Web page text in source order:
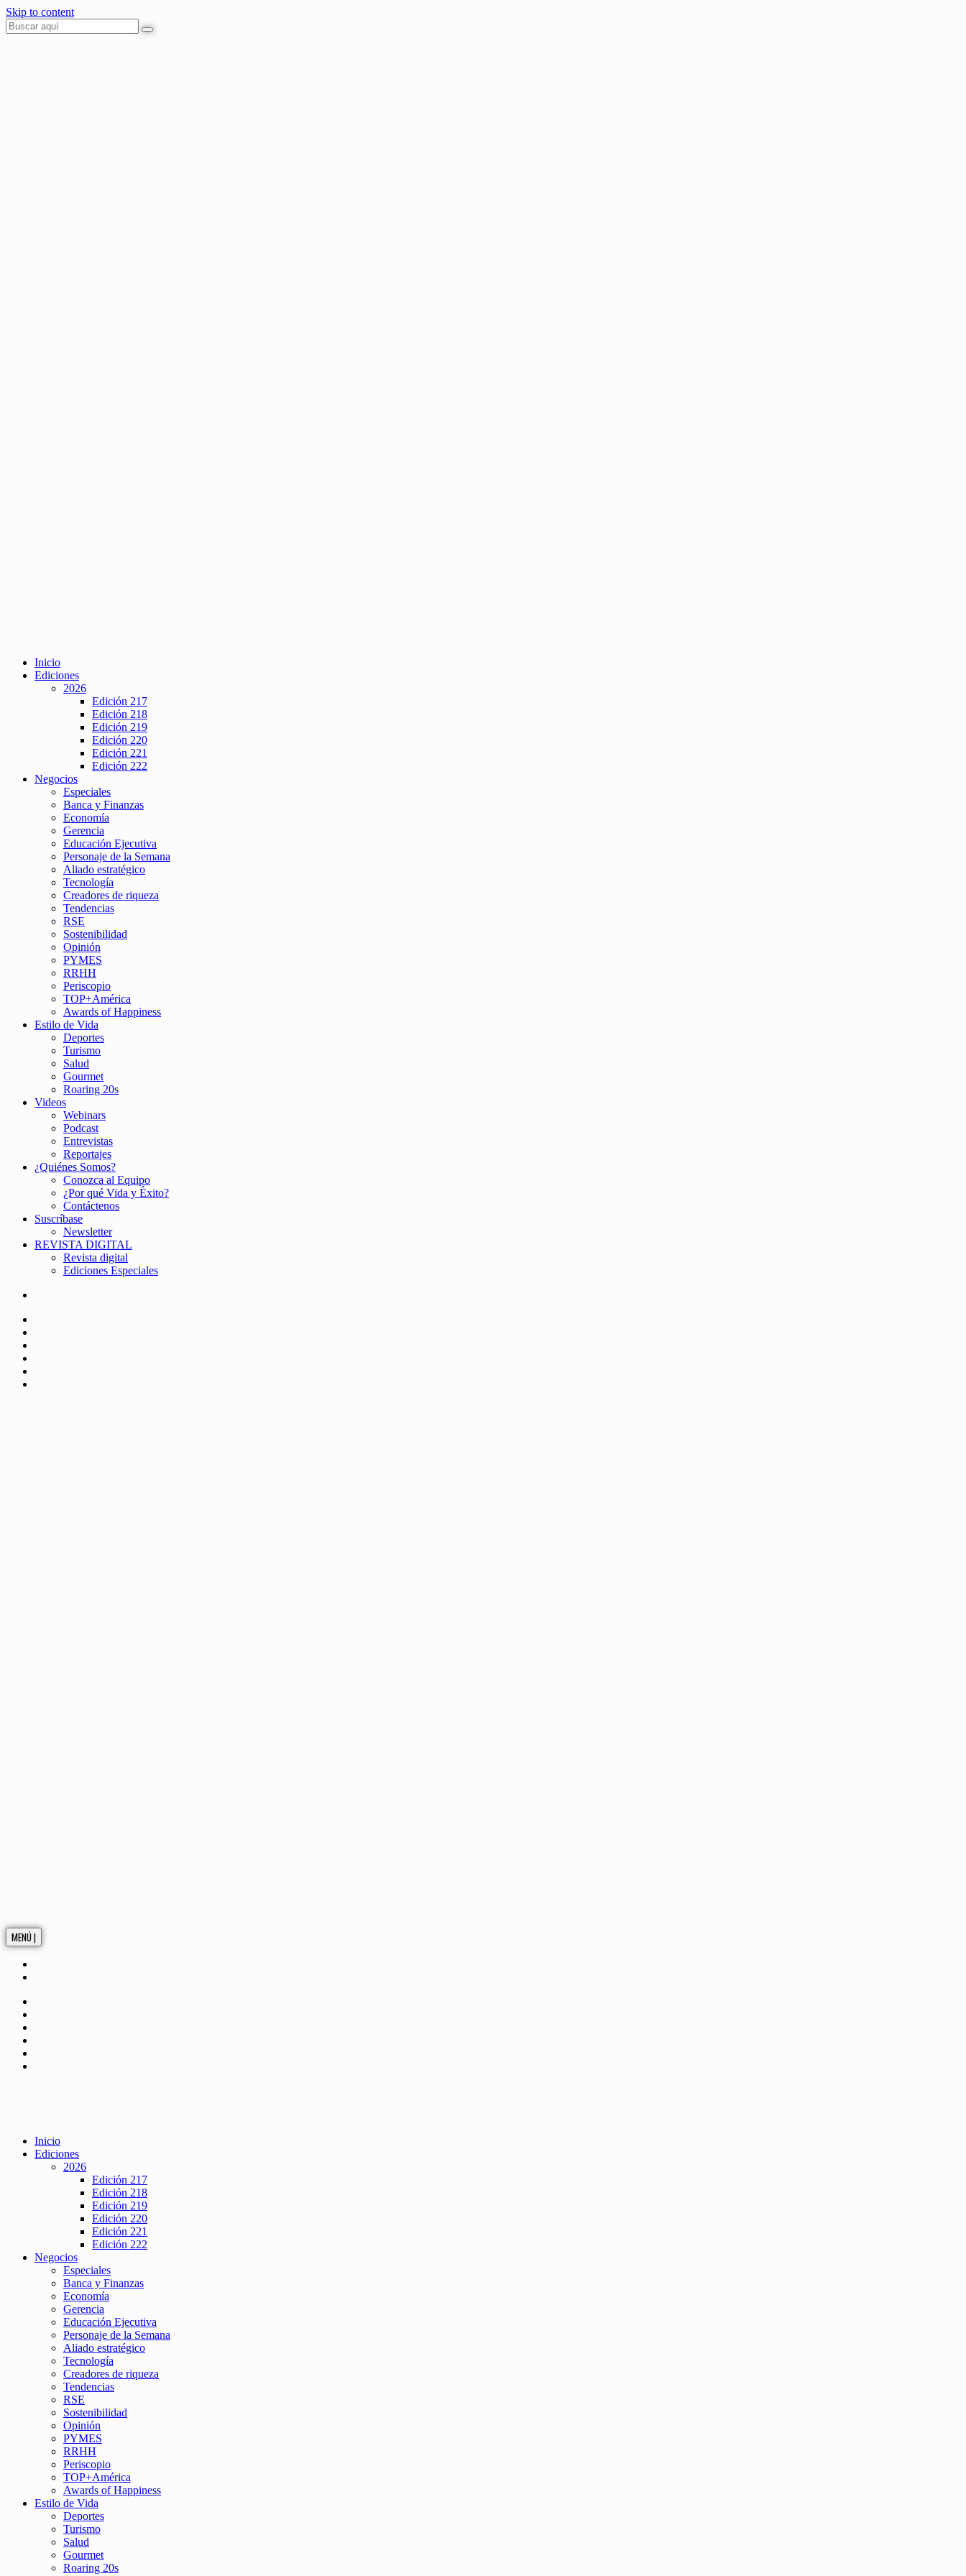
Skip to content
Inicio
Ediciones
2026
Edición 217
Edición 218
Edición 219
Edición 220
Edición 221
Edición 222
Negocios
Especiales
Banca y Finanzas
Economía
Gerencia
Educación Ejecutiva
Personaje de la Semana
Aliado estratégico
Tecnología
Creadores de riqueza
Tendencias
RSE
Sostenibilidad
Opinión
PYMES
RRHH
Periscopio
TOP+América
Awards of Happiness
Estilo de Vida
Deportes
Turismo
Salud
Gourmet
Roaring 20s
Videos
Webinars
Podcast
Entrevistas
Reportajes
¿Quiénes Somos?
Conozca al Equipo
¿Por qué Vida y Éxito?
Contáctenos
Suscríbase
Newsletter
REVISTA DIGITAL
Revista digital
Ediciones Especiales
MENÚ |
Inicio
Ediciones
2026
Edición 217
Edición 218
Edición 219
Edición 220
Edición 221
Edición 222
Negocios
Especiales
Banca y Finanzas
Economía
Gerencia
Educación Ejecutiva
Personaje de la Semana
Aliado estratégico
Tecnología
Creadores de riqueza
Tendencias
RSE
Sostenibilidad
Opinión
PYMES
RRHH
Periscopio
TOP+América
Awards of Happiness
Estilo de Vida
Deportes
Turismo
Salud
Gourmet
Roaring 20s